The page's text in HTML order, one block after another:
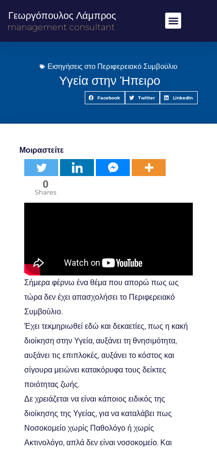
Γεωργόπουλος Λάμπρος
management consultant
Εισηγήσεις στο Περιφερειακό Συμβούλιο
Υγεία στην Ήπειρο
Facebook Twitter LinkedIn
Μοιραστείτε
0
Shares
Σήμερα φέρνω ένα θέμα που απορώ πως ως
τώρα δεν έχει απασχολήσει το Περιφερειακό
Συμβούλιο.
Έχει τεκμηριωθεί εδώ και δεκαετίες, πως η κακή
διοίκηση στην Υγεία, αυξάνει τη θνησιμότητα,
αυξάνει τις επιπλοκές, αυξάνει το κόστος και
σίγουρα μειώνει κατακόρυφα τους δείκτες
ποιότητας ζωής.
Δε χρειάζεται να είναι κάποιος ειδικός της
διοίκησης της Υγείας, για να καταλάβει πως
Νοσοκομείο χωρίς Παθολόγο ή χωρίς
Ακτινολόγο, απλά δεν είναι νοσοκομείο. Και